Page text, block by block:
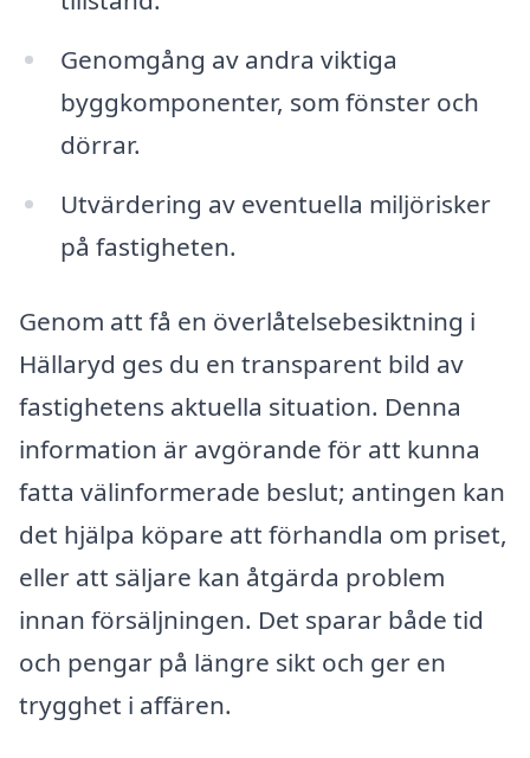
Genomgång av andra viktiga
byggkomponenter, som fönster och
dörrar.
Utvärdering av eventuella miljörisker
på fastigheten.
Genom att få en överlåtelsebesiktning i
Hällaryd ges du en transparent bild av
fastighetens aktuella situation. Denna
information är avgörande för att kunna
fatta välinformerade beslut; antingen kan
det hjälpa köpare att förhandla om priset,
eller att säljare kan åtgärda problem
innan försäljningen. Det sparar både tid
och pengar på längre sikt och ger en
trygghet i affären.